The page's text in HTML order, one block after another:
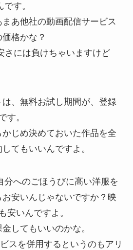
す。
あ他社の動画配信サービス
格かな？
さには負けちゃいますけど
、無料お試し期間が、登録
す。
じめ決めておいた作品を全
てもいいんですよ。
分へのごほうびに高い洋服を
安いんじゃないですか？映
安いんですよ。
してもいいのかな。
スを併用するというのもアリ